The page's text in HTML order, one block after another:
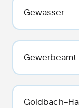
Gewässer
Gewerbeamt
Goldbach-